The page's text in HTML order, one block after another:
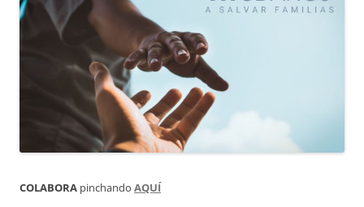
COLABORA pinchando AQUÍ